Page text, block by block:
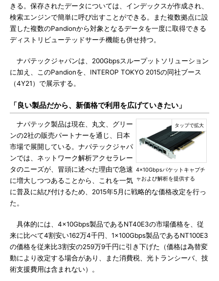
きる。保存されたデータについては、インデックスが作成され、
検索エンジンで簡単に呼び出すことができる。また複数拠点に設
置した複数のPandionから対象となるデータを一度に取得できる
ディストリビューテッドサーチ機能も併せ持つ。
ナパテックジャパンは、200Gbpsスループットソリューション
に加え、このPandionを、INTEROP TOKYO 2015の同社ブース
（4Y21）で展示する。
「良い製品だから、新価格で利用を広げていきたい」
4×10Gbpsパケットキャプチ
ャおよび解析を提供する
ナパテック製品は現在、丸文、グリー
ンの2社の販売パートナーを通じ、日本
市場で展開している。ナパテックジャパ
ンでは、ネットワーク解析アクセラレー
タのニーズが、冒頭に述べた理由で急速
に増大しつつあることから、これを一気
に普及に結び付けるため、2015年5月に戦略的な価格改定を行っ
た。
具体的には、4×10Gbps製品であるNT40E3の市場価格を、従
来に比べて4割安い162万4千円、1×100Gbps製品であるNT100E3
の価格を従来比3割安の259万9千円に引き下げた（価格は為替変
動により改定する場合があり、また消費税、光トランシーバ、技
術支援費用は含まれない）。